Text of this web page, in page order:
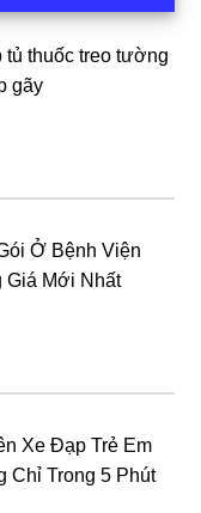
tủ thuốc treo tường
gãy
Ở Bệnh Viện
Giá Mới Nhất
Xe Đạp Trẻ Em
Chỉ Trong 5 Phút